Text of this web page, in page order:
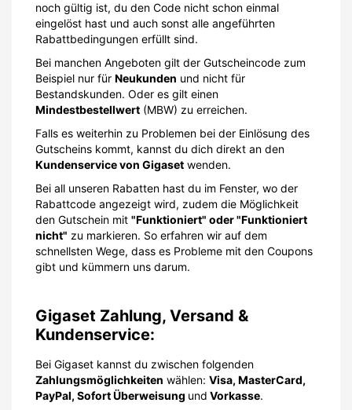
noch gültig ist, du den Code nicht schon einmal
eingelöst hast und auch sonst alle angeführten
Rabattbedingungen erfüllt sind.
Bei manchen Angeboten gilt der Gutscheincode zum
Beispiel nur für Neukunden und nicht für
Bestandskunden. Oder es gilt einen
Mindestbestellwert (MBW) zu erreichen.
Falls es weiterhin zu Problemen bei der Einlösung des
Gutscheins kommt, kannst du dich direkt an den
Kundenservice von Gigaset wenden.
Bei all unseren Rabatten hast du im Fenster, wo der
Rabattcode angezeigt wird, zudem die Möglichkeit
den Gutschein mit "Funktioniert" oder "Funktioniert
nicht" zu markieren. So erfahren wir auf dem
schnellsten Wege, dass es Probleme mit den Coupons
gibt und kümmern uns darum.
Gigaset Zahlung, Versand &
Kundenservice:
Bei Gigaset kannst du zwischen folgenden
Zahlungsmöglichkeiten wählen: Visa, MasterCard,
PayPal, Sofort Überweisung und Vorkasse.